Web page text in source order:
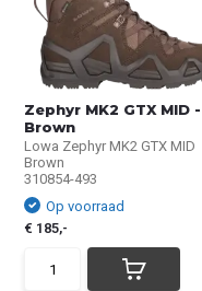
Zephyr MK2 GTX MID -
Brown
Lowa Zephyr MK2 GTX MID
Brown
310854-493
Op voorraad
€ 185,-